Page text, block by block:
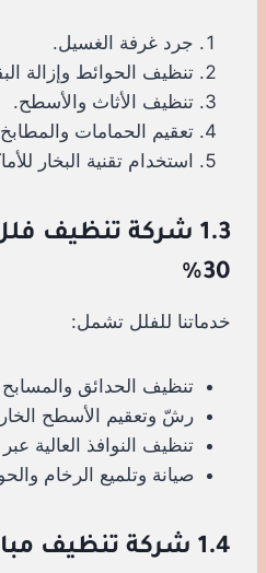
جرد غرفة الغسيل.
تنظيف الحوائط وإزالة
تنظيف الأثاث والأسطح.
تعقيم الحمامات
استخدام تقنية البخار
1.3 شركة تنظيف
30%
خدماتنا للفلل تشمل:
تنظيف الحدائق
رشّ وتعقيم الأسطح
تنظيف النوافذ العالية
صيانة وتلميع الرخام
1.4 شركة تنظيف